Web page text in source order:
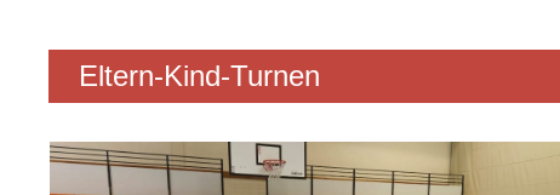
Eltern-Kind-Turnen